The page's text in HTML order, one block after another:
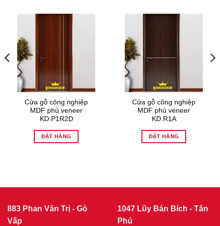
Cửa gỗ công nghiệp
MDF phủ veneer
KD.P1R2D
ĐẶT HÀNG
Cửa gỗ công nghiệp
MDF phủ veneer
KD.R1A
ĐẶT HÀNG
883 Phan Văn Trị - Gò
Vấp
1047 Lũy Bán Bích - Tân
Phú